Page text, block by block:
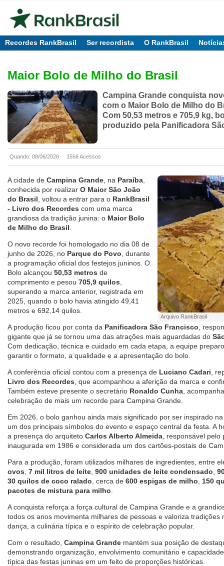
Recordes RankBrasil Ser recordista O RankBrasil
Maior Bolo de Milho do Brasil
Campina Grande conquista
com o Maior Bolo de Milho do
Com 50,53 metros e 705,9 kg,
produzido pela Panificadora
Quando: 08/06/2026 1556 Acessos
Arquivo RankBrasil
A cidade de Campina Grande , na Paraíba
conhecida por realizar O Maior São João
do Brasil , voltou a entrar para o RankBrasil
- Livro dos Recordes com uma marca
grandiosa da tradição junina: o Maior Bolo
de Milho do Brasil
O novo recorde foi homologado no dia 08 de
junho de 2026, no Parque do Povo , durante
a programação oficial dos festejos juninos. O
Bolo alcançou 50,53 metros de
comprimento e pesou 705,9 quilos
superando a marca anterior, registrada em
2025, quando o bolo havia atingido 49,41
metros e 692,14 quilos.
A produção ficou por conta da Panificadora São Francisco ,
gigante que já se tornou uma das atrações mais aguardadas do
Com dedicação, técnica e cuidado em cada etapa, a equipe
garantir o formato, a qualidade e a apresentação do bolo.
A conferência oficial contou com a presença de Luciano Cadari ,
Livro dos Recordes , que acompanhou a aferição da marca e
Também esteve presente o secretário Ronaldo Cunha ,
celebração de mais um recorde para Campina Grande.
Em 2026, o bolo ganhou ainda mais significado por ser inspirado
um dos principais símbolos do evento e espaço central da festa. A
a presença do arquiteto Carlos Alberto Almeida , responsável
inaugurada em 1986 e considerada um dos cartões-postais de
Para a produção, foram utilizados milhares de ingredientes, entre
ovos 7 mil litros de leite 900 unidades de leite condensado
30 quilos de coco ralado , cerca de 600 espigas de milho
150
pacotes de mistura para milho
A conquista reforça a força cultural de Campina Grande e a
todos os anos movimenta milhares de pessoas e valoriza tradições
dança, a culinária típica e o espírito de celebração popular.
Com o resultado, Campina Grande mantém sua posição de
demonstrando organização, envolvimento comunitário e
típica das festas juninas em um feito de proporções históricas.